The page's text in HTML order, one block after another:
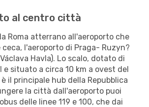
al centro città
Roma atterrano all'aeroporto che
l'aeroporto di Praga- Ruzyn?
Havla). Lo scalo, dotato di
situato a circa 10 km a ovest del
il principale hub della Repubblica
la città dall'aeroporto puoi
delle linee 119 e 100, che dai